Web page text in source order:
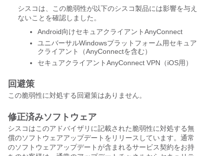
シスコは、この脆弱性が以下のシスコ製品には影響を与え
ないことを確認しました。
Android向けセキュアクライアントAnyConnect
ユニバーサルWindowsプラットフォーム用セキュア
クライアント（AnyConnectを含む）
セキュアクライアントAnyConnect VPN（iOS用）
回避策
この脆弱性に対処する回避策はありません。
修正済みソフトウェア
シスコはこのアドバイザリに記載された脆弱性に対処する無
償のソフトウェアアップデートをリリースしています。通常
のソフトウェアアップデートが含まれるサービス契約をお持